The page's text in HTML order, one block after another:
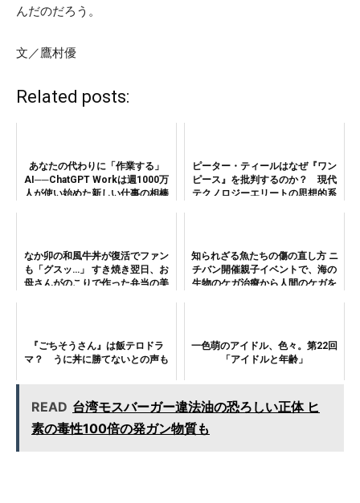
んだのだろう。
文／鷹村優
Related posts:
あなたの代わりに「作業する」
AI──ChatGPT Workは週1000万
人が使い始めた新しい仕事の相棒
ピーター・ティールはなぜ『ワン
ピース』を批判するのか？ 現代
テクノロジーエリートの思想的系
なか卯の和風牛丼が復活でファン
も「グスッ…」 すき焼き翌日、お
母さんがのこりで作った弁当の美
知られざる魚たちの傷の直し方 ニ
チバン開催親子イベントで、海の
生物のケガ治療から人間のケガを
『ごちそうさん』は飯テロドラ
マ？ うに丼に勝てないとの声も
一色萌のアイドル、色々。第22回
「アイドルと年齢」
READ 台湾モスバーガー違法油の恐ろしい正体 ヒ
素の毒性100倍の発ガン物質も